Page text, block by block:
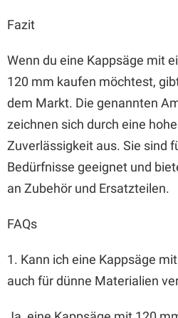
Fazit
Wenn du eine Kappsäge mit
120 mm kaufen möchtest,
dem Markt. Die genannten
zeichnen sich durch eine
Zuverlässigkeit aus. Sie sind
Bedürfnisse geeignet und
an Zubehör und Ersatzteilen.
FAQs
1. Kann ich eine Kappsäge
auch für dünne Materialien